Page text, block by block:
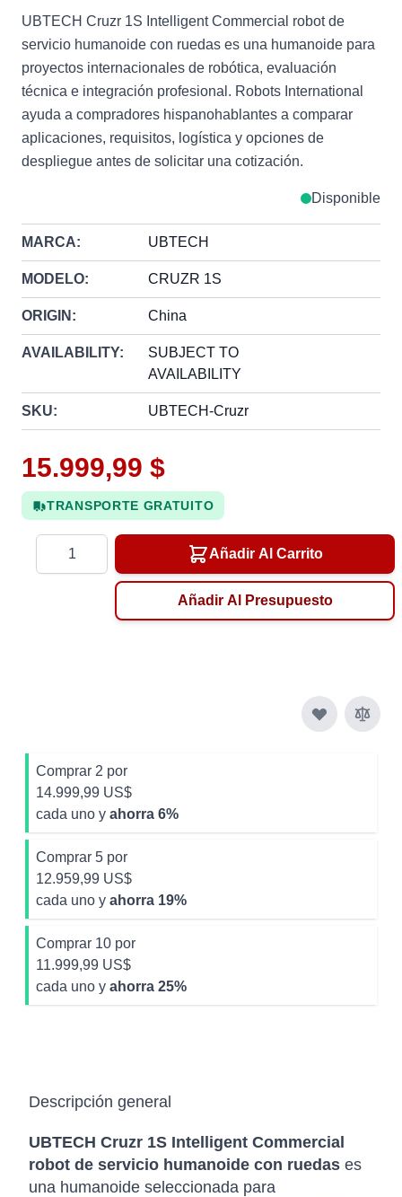
UBTECH Cruzr 1S Intelligent Commercial robot de
servicio humanoide con ruedas es una humanoide para
proyectos internacionales de robótica, evaluación
técnica e integración profesional. Robots International
ayuda a compradores hispanohablantes a comparar
aplicaciones, requisitos, logística y opciones de
despliegue antes de solicitar una cotización.
Disponible
MARCA: UBTECH
MODELO: CRUZR 1S
ORIGIN: China
AVAILABILITY:
SUBJECT TO
AVAILABILITY
SKU: UBTECH-Cruzr
15.999,99 $
TRANSPORTE GRATUITO
Añadir Al Carrito
Añadir Al Presupuesto
Comprar 2 por
14.999,99 US$
cada uno y ahorra 6%
Comprar 5 por
12.959,99 US$
cada uno y ahorra 19%
Comprar 10 por
11.999,99 US$
cada uno y ahorra 25%
Descripción general
UBTECH Cruzr 1S Intelligent Commercial
robot de servicio humanoide con ruedas es
una humanoide seleccionada para